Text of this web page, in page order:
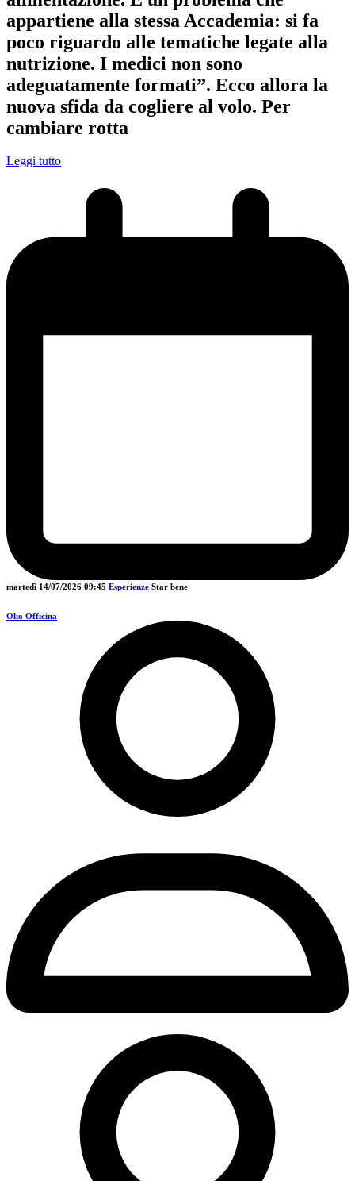
appartiene alla stessa Accademia: si fa
poco riguardo alle tematiche legate alla
nutrizione. I medici non sono
adeguatamente formati”. Ecco allora la
nuova sfida da cogliere al volo. Per
cambiare rotta
Leggi tutto
martedì 14/07/2026 09:45 Esperienze Star bene
Olio Officina